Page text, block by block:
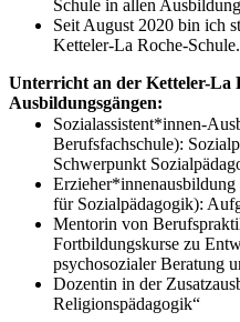
Schule in allen
Seit August 2020 bin ich
Ketteler-La Roche-Schule.
Unterricht an der Ketteler-La
Ausbildungsgängen:
Sozialassistent*innen-
Berufsfachschule):
Schwerpunkt
für Sozialpädagogik):
Mentorin von
Fortbildungskurse zu
psychosozialer Beratung
Dozentin in der
Religionspädagogik“